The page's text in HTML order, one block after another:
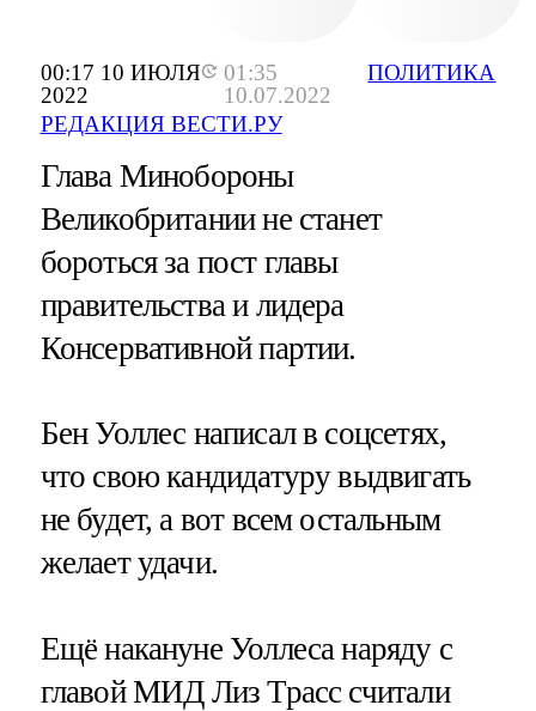
00:17 10 ИЮЛЯ
2022
01:35
10.07.2022
РЕДАКЦИЯ ВЕСТИ.РУ
ПОЛИТИКА
Глава Минобороны
Великобритании не станет
бороться за пост главы
правительства и лидера
Консервативной партии.
Бен Уоллес написал в соцсетях,
что свою кандидатуру выдвигать
не будет, а вот всем остальным
желает удачи.
Ещё накануне Уоллеса наряду с
главой МИД Лиз Трасс считали